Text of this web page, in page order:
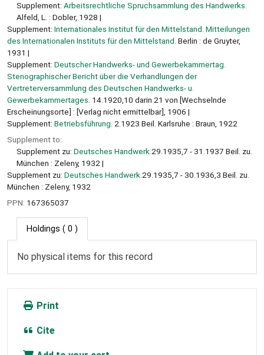
Supplement: Arbeitsrechtliche Spruchsammlung des Handwerks.
Alfeld, L. : Dobler, 1928
Supplement: Internationales Institut für den Mittelstand. Mitteilungen
des Internationalen Instituts für den Mittelstand. Berlin : de Gruyter,
1931
Supplement: Deutscher Handwerks- und Gewerbekammertag.
Stenographischer Bericht über die Verhandlungen der
Vertreterversammlung des Deutschen Handwerks- u.
Gewerbekammertages. 14.1920,10 darin 21 von [Wechselnde
Erscheinungsorte] : [Verlag nicht ermittelbar], 1906
Supplement: Betriebsführung. 2.1923 Beil. Karlsruhe : Braun, 1922
Supplement to:
Supplement zu: Deutsches Handwerk. 29.1935,7 - 31.1937 Beil. zu.
München : Zeleny, 1932
Supplement zu: Deutsches Handwerk. 29.1935,7 - 30.1936,3 Beil. zu.
München : Zeleny, 1932
PPN: 167365037
Holdings ( 0 )
No physical items for this record
Print
Cite